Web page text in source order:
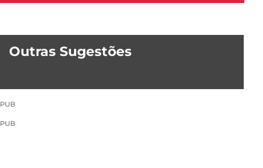
Outras Sugestões
PUB
PUB